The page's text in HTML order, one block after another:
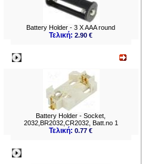
Battery Holder - 3 X AAA round
Τελική:2.90 €
Battery Holder - Socket,
2032,BR2032,CR2032, Batt.no 1
Τελική:0.77 €